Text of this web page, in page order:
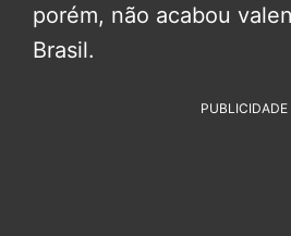
porém, não acabou
Brasil.
PUBLICIDADE